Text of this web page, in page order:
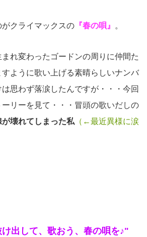
クライマックスの 『春の唄』 。
れ変わったゴードンの周りに仲間た
ように歌い上げる素晴らしいナンバ
思わず落涙したんですが・・・今回
リーを見て・・・冒頭の歌いだしの
が壊れてしまった私 （←最近異様に涙
出して、歌おう、春の唄を♪"